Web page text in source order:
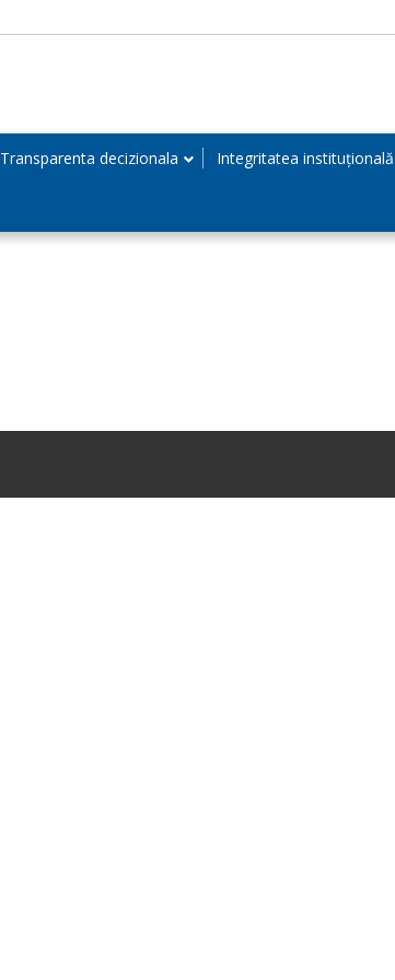
Transparenta decizionala Integritatea instituțională